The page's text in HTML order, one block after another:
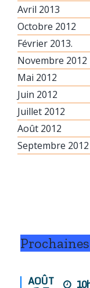
Avril 2013
Octobre 2012
Février 2013.
Novembre 2012
Mai 2012
Juin 2012
Juillet 2012
Août 2012
Septembre 2012
AOÛT